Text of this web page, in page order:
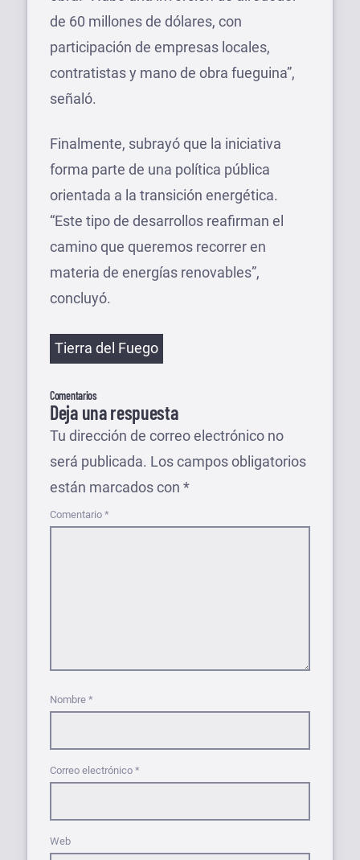
de 60 millones de dólares, con
participación de empresas locales,
contratistas y mano de obra fueguina”,
señaló.
Finalmente, subrayó que la iniciativa
forma parte de una política pública
orientada a la transición energética.
“Este tipo de desarrollos reafirman el
camino que queremos recorrer en
materia de energías renovables”,
concluyó.
Etiquetas
Tierra del Fuego
Comentarios
Deja una respuesta
Tu dirección de correo electrónico no
será publicada. Los campos obligatorios
están marcados con *
Comentario *
Nombre *
Correo electrónico *
Web